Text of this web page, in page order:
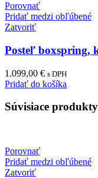
Porovnať
Pridať medzi obľúbené
Zatvoriť
Posteľ boxspring,
1.099,00 € s DPH
Pridať do košíka
Súvisiace produkty
Porovnať
Pridať medzi obľúbené
Zatvoriť